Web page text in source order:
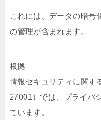
これには、データの暗号
の管理が含まれます。
根拠
情報セキュリティに関
27001）では、プライバ
ています。